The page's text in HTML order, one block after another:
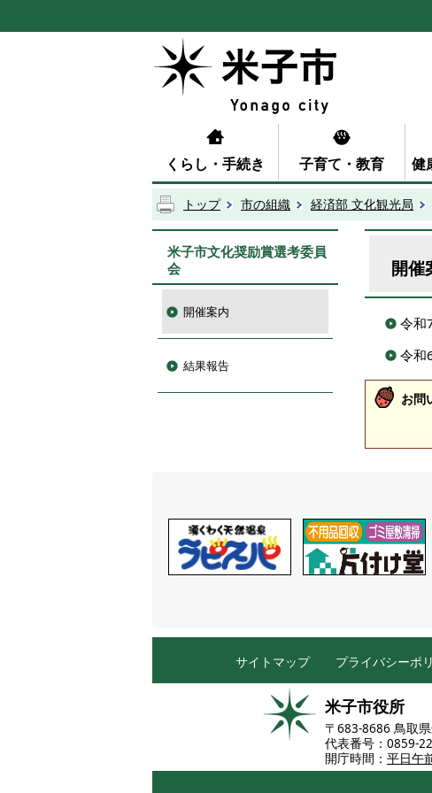
くらし・手続き 子育て・教育 健
トップ 市の組織 経済部 文化観光局
米子市文化奨励賞選考委員
会
開催案内
結果報告
開催
令和
令和
お問
サイトマップ プライバシーポ
米子市役所
〒683-8686 鳥取
代表番号：0859-
開庁時間： 平日午